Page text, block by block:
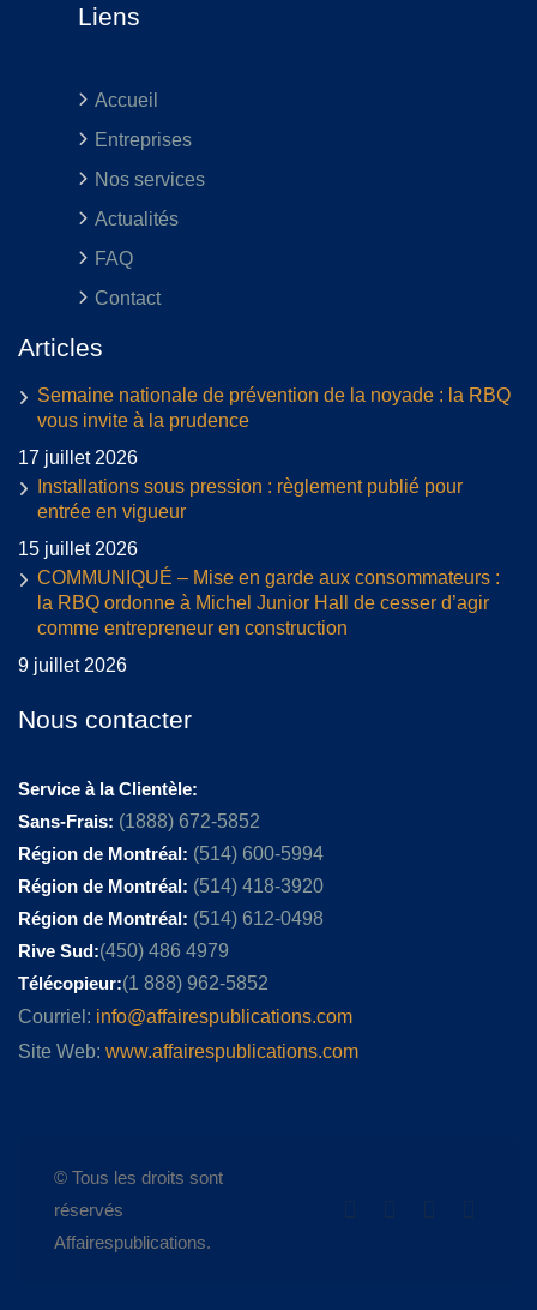
Liens
Accueil
Entreprises
Nos services
Actualités
FAQ
Contact
Articles
Semaine nationale de prévention de la noyade : la RBQ
vous invite à la prudence
17 juillet 2026
Installations sous pression : règlement publié pour
entrée en vigueur
15 juillet 2026
COMMUNIQUÉ – Mise en garde aux consommateurs :
la RBQ ordonne à Michel Junior Hall de cesser d’agir
comme entrepreneur en construction
9 juillet 2026
Nous contacter
Service à la Clientèle:
Sans-Frais: (1888) 672-5852
Région de Montréal: (514) 600-5994
Région de Montréal: (514) 418-3920
Région de Montréal: (514) 612-0498
Rive Sud:(450) 486 4979
Télécopieur:(1 888) 962-5852
Courriel: info@affairespublications.com
Site Web: www.affairespublications.com
© Tous les droits sont
réservés
Affairespublications.